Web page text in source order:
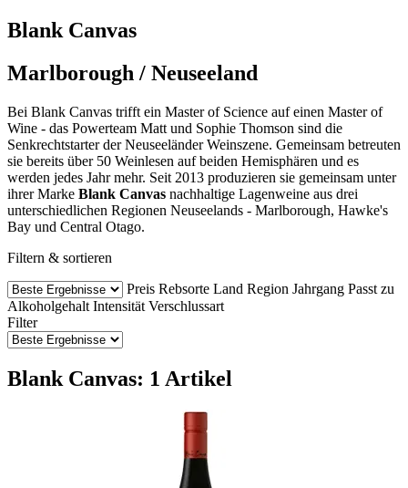
Blank Canvas
Marlborough / Neuseeland
Bei Blank Canvas trifft ein Master of Science auf einen Master of
Wine - das Powerteam Matt und Sophie Thomson sind die
Senkrechtstarter der Neuseeländer Weinszene. Gemeinsam betreuten
sie bereits über 50 Weinlesen auf beiden Hemisphären und es
werden jedes Jahr mehr. Seit 2013 produzieren sie gemeinsam unter
ihrer Marke Blank Canvas nachhaltige Lagenweine aus drei
unterschiedlichen Regionen Neuseelands - Marlborough, Hawke's
Bay und Central Otago.
Filtern & sortieren
Preis Rebsorte Land Region Jahrgang Passt zu
Alkoholgehalt Intensität Verschlussart
Filter
Blank Canvas: 1 Artikel